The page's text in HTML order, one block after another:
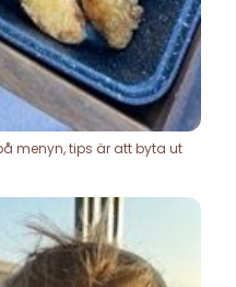
menyn, tips är att byta ut